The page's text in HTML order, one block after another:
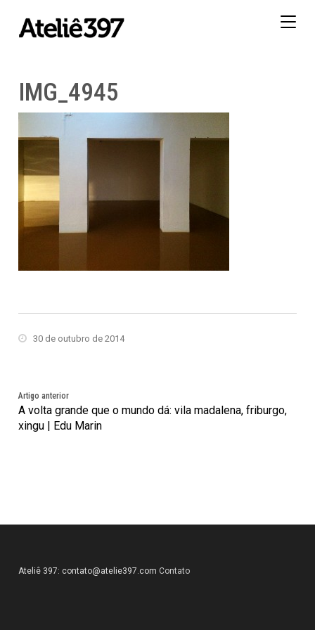
IMG_4945
30 de outubro de 2014
Artigo anterior
A volta grande que o mundo dá: vila madalena, friburgo,
xingu | Edu Marin
Ateliê 397: contato@atelie397.com Contato